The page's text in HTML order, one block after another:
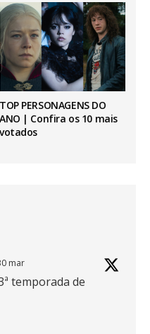
TOP PERSONAGENS DO
ANO | Confira os 10 mais
votados
mar
temporada de